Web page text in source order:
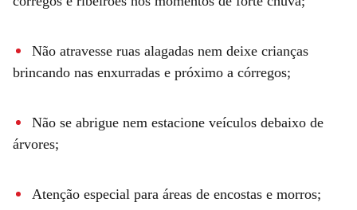
Não atravesse ruas alagadas nem deixe crianças
brincando nas enxurradas e próximo a córregos;
Não se abrigue nem estacione veículos debaixo de
árvores;
Atenção especial para áreas de encostas e morros;